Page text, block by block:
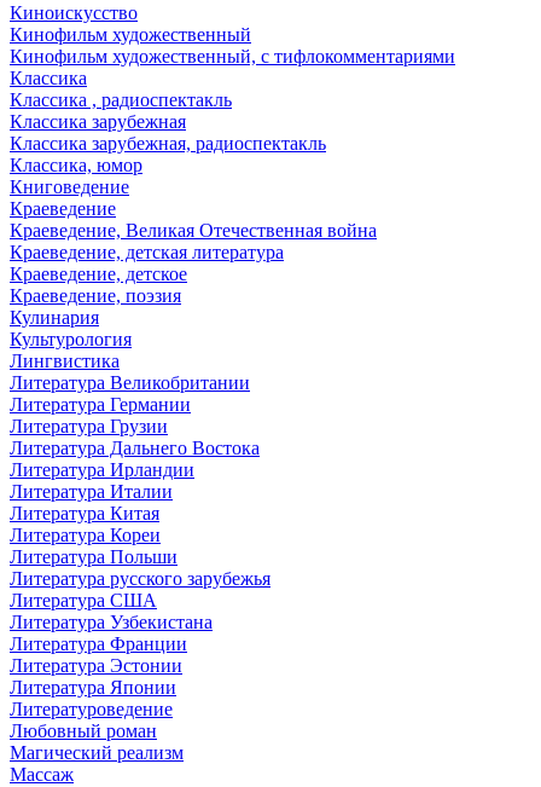
Киноискусство
Кинофильм художественный
Кинофильм художественный, с тифлокомментариями
Классика
Классика , радиоспектакль
Классика зарубежная
Классика зарубежная, радиоспектакль
Классика, юмор
Книговедение
Краеведение
Краеведение, Великая Отечественная война
Краеведение, детская литература
Краеведение, детское
Краеведение, поэзия
Кулинария
Культурология
Лингвистика
Литература Великобритании
Литература Германии
Литература Грузии
Литература Дальнего Востока
Литература Ирландии
Литература Италии
Литература Китая
Литература Кореи
Литература Польши
Литература русского зарубежья
Литература США
Литература Узбекистана
Литература Франции
Литература Эстонии
Литература Японии
Литературоведение
Любовный роман
Магический реализм
Массаж